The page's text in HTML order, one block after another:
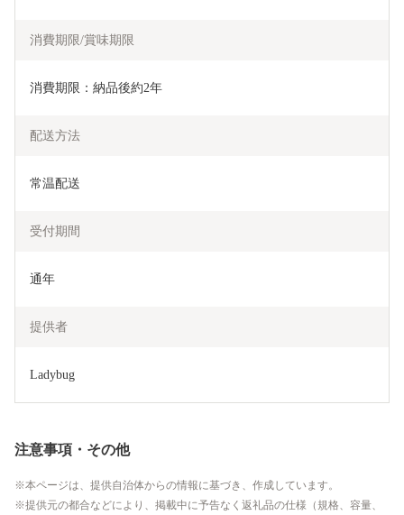
消費期限/賞味期限
消費期限：納品後約2年
配送方法
常温配送
受付期間
通年
提供者
Ladybug
注意事項・その他
本ページは、提供自治体からの情報に基づき、作成しています。
提供元の都合などにより、掲載中に予告なく返礼品の仕様（規格、容量、